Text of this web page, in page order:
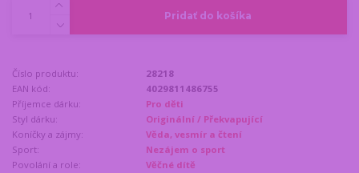
Pridať do košíka
Číslo produktu:
28218
EAN kód:
4029811486755
Příjemce dárku:
Pro děti
Styl dárku:
Originální / Překvapující
Koníčky a zájmy:
Věda, vesmír a čtení
Sport:
Nezájem o sport
Povolání a role:
Věčné dítě